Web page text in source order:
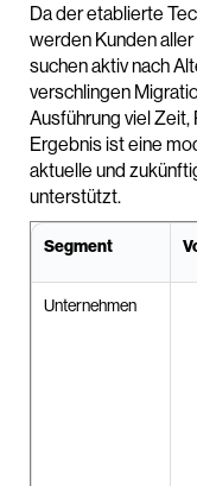
Da der etablierte
werden Kunden
suchen aktiv nach
verschlingen
Ausführung viel
Ergebnis ist eine
aktuelle und
unterstützt.
Segment
Unternehmen